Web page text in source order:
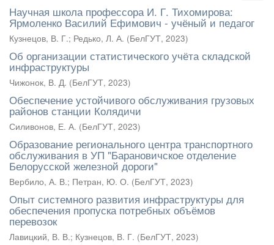
Научная школа профессора И. Г. Тихомирова:
Ярмоленко Василий Ефимович - учёный и педагог
Кузнецов, В. Г.; Редько, Л. А. (БелГУТ, 2023)
Об организации статистического учёта складской
инфраструктуры
Чижонок, В. Д. (БелГУТ, 2023)
Обеспечение устойчивого обслуживания грузовых
районов станции Колядичи
Силивонов, Е. А. (БелГУТ, 2023)
Образование регионального центра транспортного
обслуживания в УП "Барановичское отделение
Белорусской железной дороги"
Вербило, А. В.; Петран, Ю. О. (БелГУТ, 2023)
Опыт системного развития инфраструктуры для
обеспечения пропуска потребных объёмов
перевозок
Лавицкий, В. В.; Кузнецов, В. Г. (БелГУТ, 2023)